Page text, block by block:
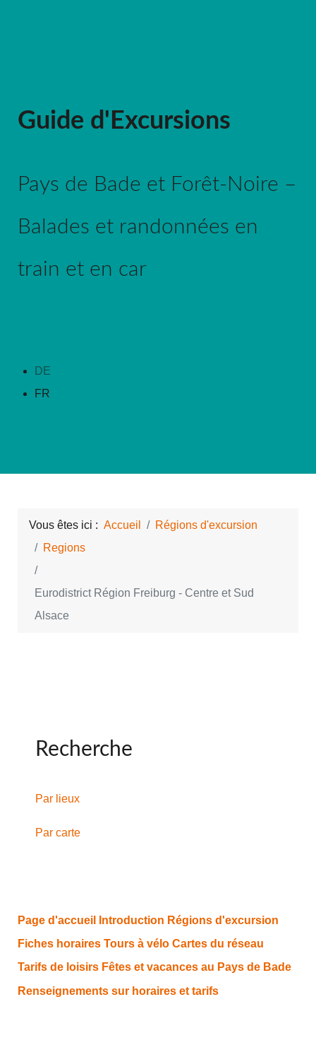
Guide d'Excursions
Pays de Bade et Forêt-Noire –
Balades et randonnées en
train et en car
DE
FR
Vous êtes ici : Accueil
Régions d'excursion
Regions
Eurodistrict Région Freiburg - Centre et Sud
Alsace
Recherche
Par lieux
Par carte
Page d'accueil Introduction Régions d'excursion
Fiches horaires Tours à vélo Cartes du réseau
Tarifs de loisirs Fêtes et vacances au Pays de Bade
Renseignements sur horaires et tarifs